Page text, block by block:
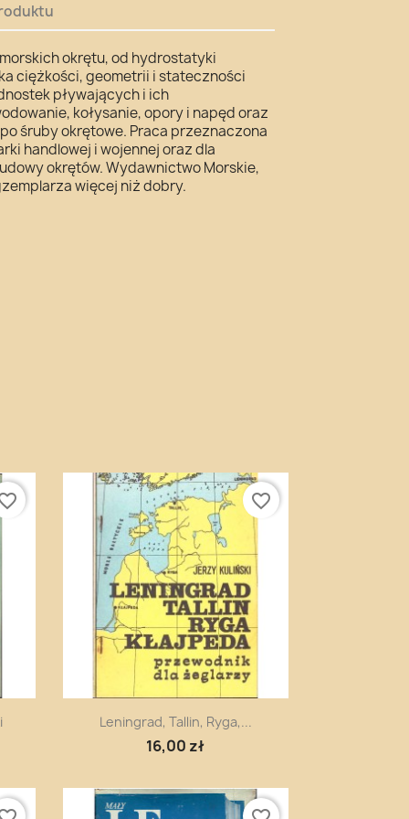
okrętu, od hydrostatyki
ciężkości, geometrii i stateczności
pływających i ich
kołysanie, opory i napęd oraz
śruby okrętowe. Praca przeznaczona
handlowej i wojennej oraz dla
okrętów. Wydawnictwo Morskie,
więcej niż dobry.
Szybki podgląd
Leningrad, Tallin, Ryga,...
16,00 zł
favorite_border